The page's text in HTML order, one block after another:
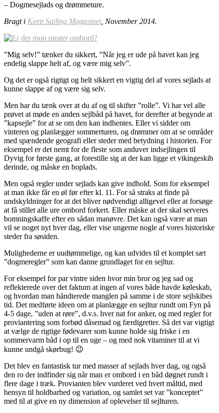
– Dogmesejlads og drømmeture.
Bragt i Keep Sailing Magasinet, November 2014.
”Mig selv!” tænker du sikkert, ”Når jeg er ude på havet kan jeg
endelig slappe helt af, og være mig selv”.
Og det er også rigtigt og helt sikkert en vigtig del af vores sejlads at
kunne slappe af og være sig selv.
Men har du tænk over at du af og til skifter ”rolle”. Vi har vel alle
prøvet at møde en anden sejlbåd på havet, for derefter at begynde at
”kapsejle” for at se om den kan indhentes. Eller vi sidder om
vinteren og planlægger sommerturen, og drømmer om at se områder
med spændende geografi eller steder med betydning i historien. For
eksempel er det nemt for de fleste som anduver indsejlingen til
Dyvig for første gang, at forestille sig at der kan ligge et vikingeskib
derinde, og måske en boplads.
Men også regler under sejlads kan give indhold. Som for eksempel
at man ikke får en øl før efter kl. 11. For så straks at finde på
undskyldninger for at det bliver nødvendigt alligevel eller at forsøge
at få stillet alle ure ombord forkert. Eller måske at der skal serveres
bomningskaffe efter en sådan manøvre. Det kan også være at man
vil se noget nyt hver dag, eller vise ungerne nogle af vores historiske
steder fra søsiden.
Mulighederne er uudtømmelige, og kan udvides til et komplet sæt
”dogmeregler” som kan danne grundlaget for en sejltur.
For eksempel for par vintre siden hvor min bror og jeg sad og
reflekterede over det faktum at ingen af vores både havde køleskab,
og hvordan man håndterede manglen på samme i de store sejlskibes
tid. Det medførte ideen om at planlægge en sejltur rundt om Fyn på
4-5 dage, ”uden at røre”, d.v.s. hver nat for anker, og med regler for
proviantering som forbød dåsemad og færdigretter. Så det var vigtigt
at vælge de rigtige fødevarer som kunne holde sig friske i en
sommervarm båd i op til en uge – og med nok vitaminer til at vi
kunne undgå skørbug! 😉
Det blev en fantastisk tur med masser af sejlads hver dag, og også
den ro der indfinder sig når man er ombord i en båd døgnet rundt i
flere dage i træk. Provianten blev vurderet ved hvert måltid, med
hensyn til holdbarhed og variation, og samlet set var ”konceptet”
med til at give en ny dimension af oplevelser til sejlturen.